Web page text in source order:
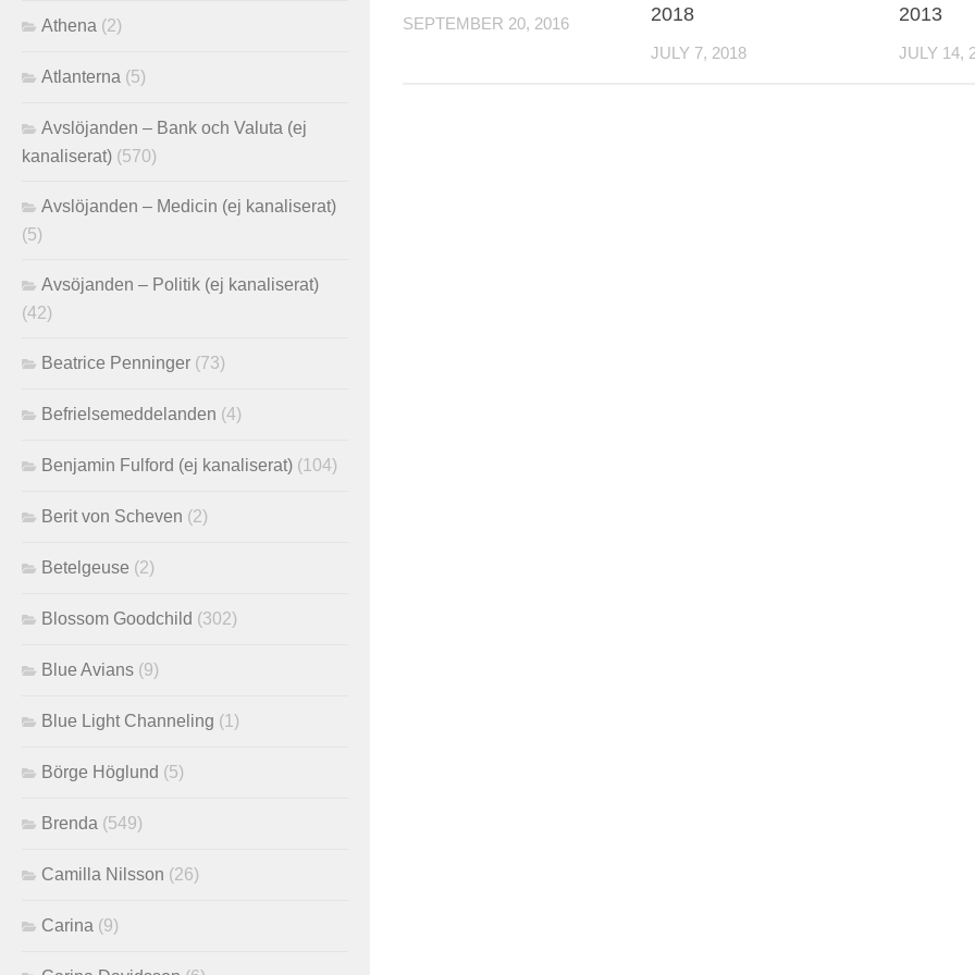
SEPTEMBER 20, 2016 2018
JULY 7, 2018
2013
JULY 14,
Athena (2)
Atlanterna (5)
Avslöjanden – Bank och Valuta (ej
kanaliserat) (570)
Avslöjanden – Medicin (ej kanaliserat)
(5)
Avsöjanden – Politik (ej kanaliserat)
(42)
Beatrice Penninger (73)
Befrielsemeddelanden (4)
Benjamin Fulford (ej kanaliserat) (104)
Berit von Scheven (2)
Betelgeuse (2)
Blossom Goodchild (302)
Blue Avians (9)
Blue Light Channeling (1)
Börge Höglund (5)
Brenda (549)
Camilla Nilsson (26)
Carina (9)